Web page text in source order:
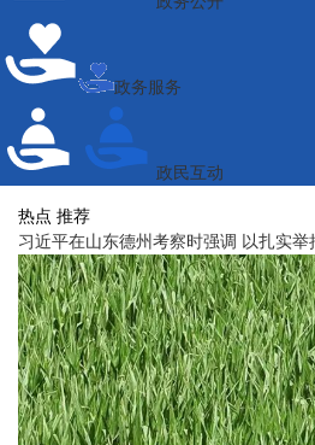
政务服务
政民互动
热点 推荐
习近平在山东德州考察时强调 以扎实